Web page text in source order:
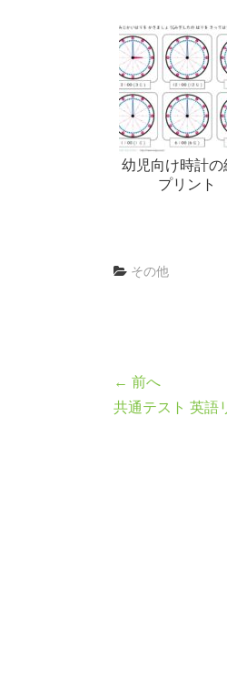
幼児向け時計の
プリント
その他
← 前へ
共通テスト 英語